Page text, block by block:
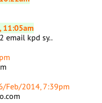
11:05am
email kpd sy..
Feb/2014, 7:39pm